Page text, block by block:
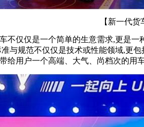
【新一代
不仅仅是一个简单的生意需求,更是
与规范不仅仅是技术或性能领域,更
给用户一个高端、大气、尚档次的用